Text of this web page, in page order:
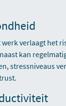
verlaagt het
kan
stressniveaus